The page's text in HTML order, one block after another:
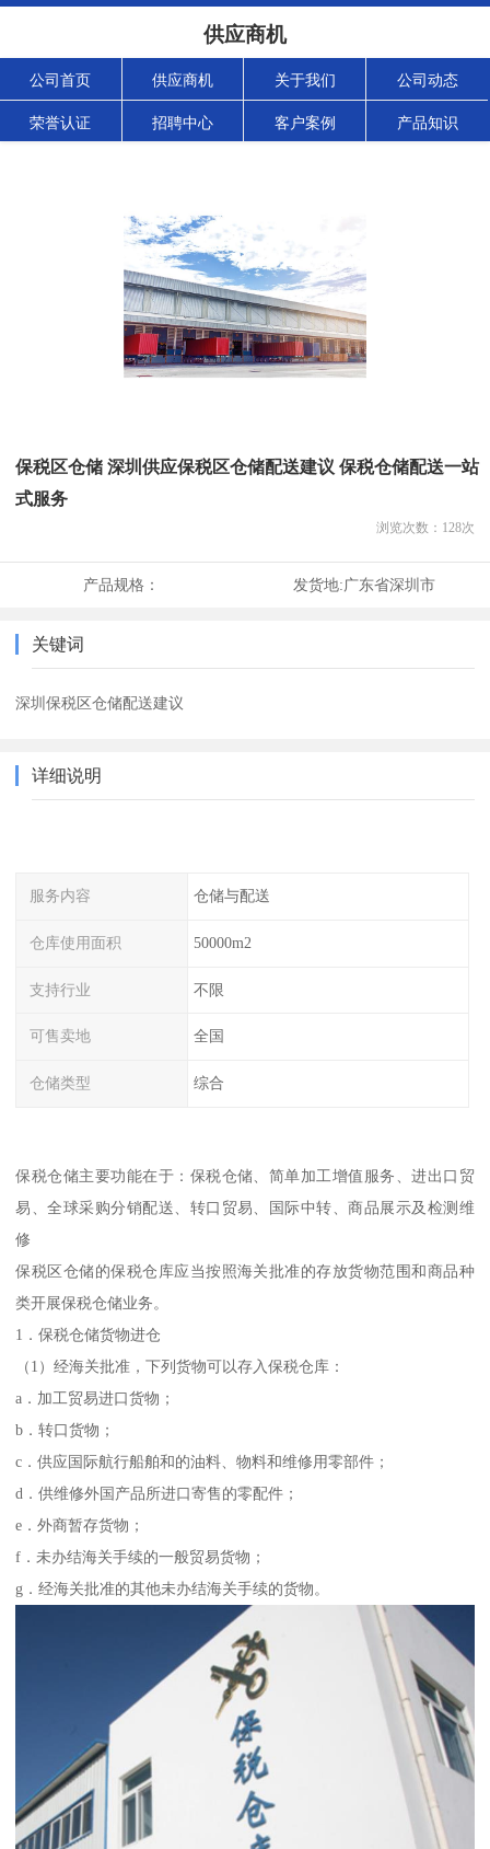
供应商机
公司首页 供应商机 关于我们 公司动态
荣誉认证 招聘中心 客户案例 产品知识
保税区仓储 深圳供应保税区仓储配送建议 保税仓储配送一站
式服务
浏览次数： 128次
产品规格： 发货地:广东省深圳市
关键词
深圳保税区仓储配送建议
详细说明
服务内容 仓储与配送
仓库使用面积 50000m2
支持行业 不限
可售卖地 全国
仓储类型 综合
保税仓储主要功能在于：保税仓储、简单加工增值服务、进出口贸
易、全球采购分销配送、转口贸易、国际中转、商品展示及检测维
修
保税区仓储的保税仓库应当按照海关批准的存放货物范围和商品种
类开展保税仓储业务。
1．保税仓储货物进仓
（1）经海关批准，下列货物可以存入保税仓库：
a．加工贸易进口货物；
b．转口货物；
c．供应国际航行船舶和的油料、物料和维修用零部件；
d．供维修外国产品所进口寄售的零配件；
e．外商暂存货物；
f．未办结海关手续的一般贸易货物；
g．经海关批准的其他未办结海关手续的货物。